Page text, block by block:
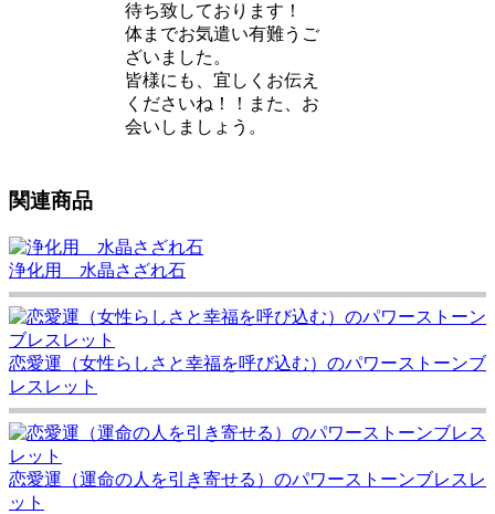
待ち致しております！
体までお気遣い有難うご
ざいました。
皆様にも、宜しくお伝え
くださいね！！また、お
会いしましょう。
関連商品
浄化用 水晶さざれ石
恋愛運（女性らしさと幸福を呼び込む）のパワーストーンブ
レスレット
恋愛運（運命の人を引き寄せる）のパワーストーンブレスレ
ット